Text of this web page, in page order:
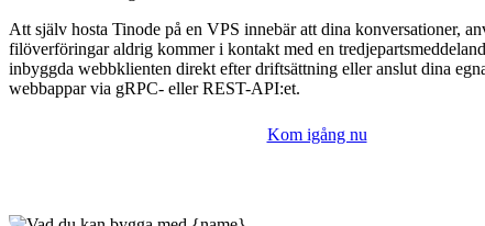
Att själv hosta Tinode på en VPS innebär att dina konversationer,
filöverföringar aldrig kommer i kontakt med en
inbyggda webbklienten direkt efter driftsättning eller anslut dina
webbappar via gRPC- eller REST-API:et.
Kom igång nu